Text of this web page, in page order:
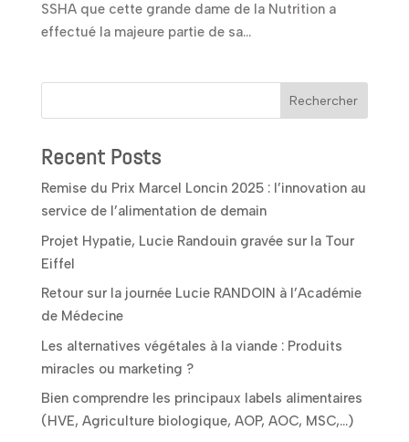
SSHA que cette grande dame de la Nutrition a
effectué la majeure partie de sa...
Rechercher
Recent Posts
Remise du Prix Marcel Loncin 2025 : l’innovation au
service de l’alimentation de demain
Projet Hypatie, Lucie Randouin gravée sur la Tour
Eiffel
Retour sur la journée Lucie RANDOIN à l’Académie
de Médecine
Les alternatives végétales à la viande : Produits
miracles ou marketing ?
Bien comprendre les principaux labels alimentaires
(HVE, Agriculture biologique, AOP, AOC, MSC,…)